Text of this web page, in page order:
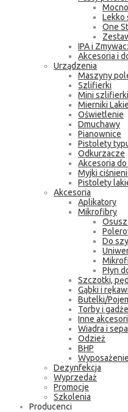
Lekko
One
IPA i
Akcesoria i
Urządzenia
Maszyny
Szlifierki
Mini
Mierniki
Oświetlenie
Dmuchawy
Pianownice
Pistolety
Odkurzacze
Akcesoria
Myjki
Pistolety
Akcesoria
Aplikatory
Mikrofibry
Do
Płyn
Szczotki,
Gąbki i
Butelki/
Torby i
Inne
Wiadra i
Odzież
BHP
Dezynfekcja
Wyprzedaż
Promocje
Szkolenia
Producenci